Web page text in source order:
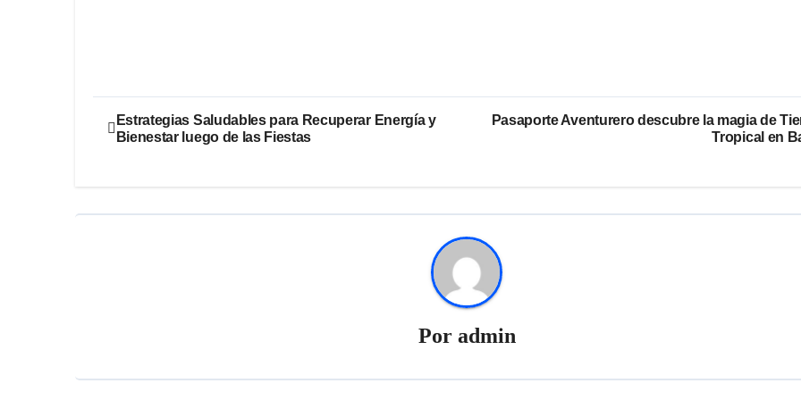
Estrategias Saludables para Recuperar Energía y
Bienestar luego de las Fiestas
Pasaporte Aventurero descubre la magia de
Tropical en
Por admin